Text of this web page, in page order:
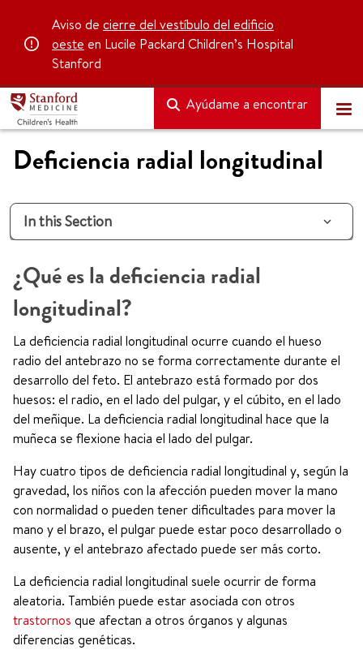
Aviso de cierre del vestíbulo del edificio
oeste en Lucile Packard Children’s Hospital
Stanford
Ayúdame a encontrar
Deficiencia radial longitudinal
In this Section
¿Qué es la deficiencia radial
longitudinal?
La deficiencia radial longitudinal ocurre cuando el hueso
radio del antebrazo no se forma correctamente durante el
desarrollo del feto. El antebrazo está formado por dos
huesos: el radio, en el lado del pulgar, y el cúbito, en el lado
del meñique. La deficiencia radial longitudinal hace que la
muñeca se flexione hacia el lado del pulgar.
Hay cuatro tipos de deficiencia radial longitudinal y, según la
gravedad, los niños con la afección pueden mover la mano
con normalidad o pueden tener dificultades para mover la
mano y el brazo, el pulgar puede estar poco desarrollado o
ausente, y el antebrazo afectado puede ser más corto.
La deficiencia radial longitudinal suele ocurrir de forma
aleatoria. También puede estar asociada con otros
trastornos que afectan a otros órganos y algunas
diferencias genéticas.